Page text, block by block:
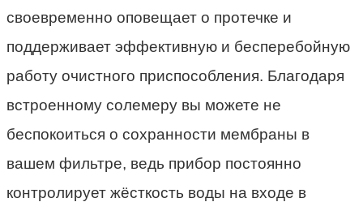
своевременно оповещает о протечке и
поддерживает эффективную и бесперебойную
работу очистного приспособления. Благодаря
встроенному солемеру вы можете не
беспокоиться о сохранности мембраны в
вашем фильтре, ведь прибор постоянно
контролирует жёсткость воды на входе в